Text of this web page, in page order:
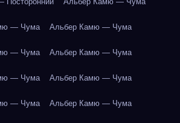
— Чума Альбер Камю — Чума
— Чума Альбер Камю — Чума
— Чума Альбер Камю — Чума
— Чума Альбер Камю — Чума